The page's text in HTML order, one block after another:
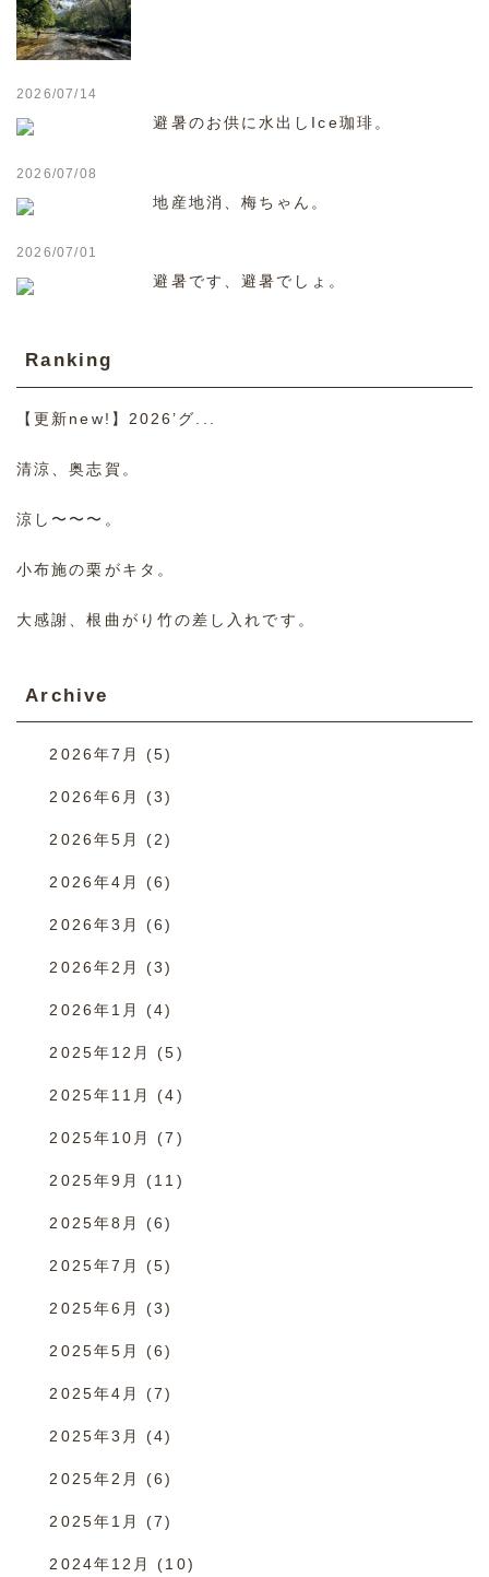
2026/07/14
避暑のお供に水出しIce珈琲。
2026/07/08
地産地消、梅ちゃん。
2026/07/01
避暑です、避暑でしょ。
Ranking
【更新new!】2026’グ...
清涼、奥志賀。
涼し〜〜〜。
小布施の栗がキタ。
大感謝、根曲がり竹の差し入れです。
Archive
2026年7月 (5)
2026年6月 (3)
2026年5月 (2)
2026年4月 (6)
2026年3月 (6)
2026年2月 (3)
2026年1月 (4)
2025年12月 (5)
2025年11月 (4)
2025年10月 (7)
2025年9月 (11)
2025年8月 (6)
2025年7月 (5)
2025年6月 (3)
2025年5月 (6)
2025年4月 (7)
2025年3月 (4)
2025年2月 (6)
2025年1月 (7)
2024年12月 (10)